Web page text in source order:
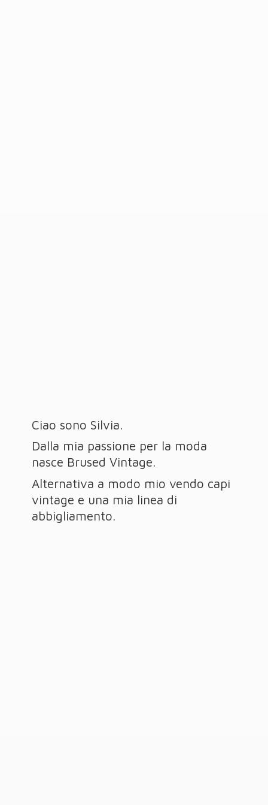
Ciao sono Silvia.
Dalla mia passione per la moda
nasce Brused Vintage.
Alternativa a modo mio vendo capi
vintage e una mia linea di
abbigliamento.